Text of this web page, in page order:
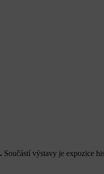
Součástí výstavy je expozice